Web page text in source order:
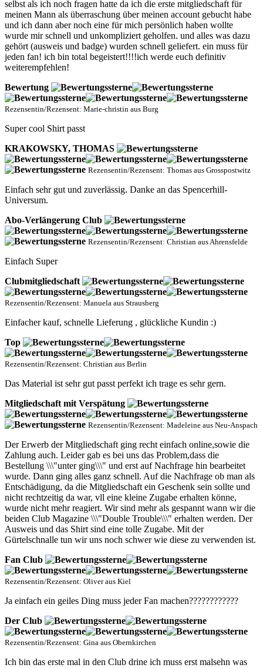
selbst als ich noch fragen hatte da ich die erste mitgliedschaft für
meinen Mann als überraschung über meinen account gebucht habe
und ich dann aber noch eine für mich persönlich haben wollte
wurde mir schnell und unkompliziert geholfen. und alles was dazu
gehört (ausweis und badge) wurden schnell geliefert. ein muss für
jeden fan! ich bin total begeistert!!!!ich werde euch definitiv
weiterempfehlen!
Bewertung
Rezensentin/Rezensent: Marie-christin aus Burg
Super cool Shirt passt
KRAKOWSKY, THOMAS
Rezensentin/Rezensent: Thomas aus Grosspostwitz
Einfach sehr gut und zuverlässig. Danke an das Spencerhill-
Universum.
Abo-Verlängerung Club
Rezensentin/Rezensent: Christian aus Ahrensfelde
Einfach Super
Clubmitgliedschaft
Rezensentin/Rezensent: Manuela aus Strausberg
Einfacher kauf, schnelle Lieferung , glückliche Kundin :)
Top
Rezensentin/Rezensent: Christian aus Berlin
Das Material ist sehr gut passt perfekt ich trage es sehr gern.
Mitgliedschaft mit Verspätung
Rezensentin/Rezensent: Madeleine aus Neu-Anspach
Der Erwerb der Mitgliedschaft ging recht einfach online,sowie die
Zahlung auch. Leider gab es bei uns das Problem,dass die
Bestellung \\\"unter ging\\\" und erst auf Nachfrage hin bearbeitet
wurde. Dann ging alles ganz schnell. Auf die Nachfrage ob man als
Entschädigung, da die Mitgliedschaft ein Geschenk sein sollte und
nicht rechtzeitig da war, vll eine kleine Zugabe erhalten könne,
wurde nicht mehr reagiert. Wir sind mehr als gespannt wann wir die
beiden Club Magazine \\\"Double Trouble\\\" erhalten werden. Der
Ausweis und das Shirt sind eine tolle Zugabe. Mit der
Gürtelschnalle tun wir uns noch schwer wie diese zu verwenden ist.
Fan Club
Rezensentin/Rezensent: Oliver aus Kiel
Ja einfach ein geiles Ding muss jeder Fan machen????????????
Der Club
Rezensentin/Rezensent: Gina aus Obernkirchen
Ich bin das erste mal in den Club drine ich muss erst malsehn was